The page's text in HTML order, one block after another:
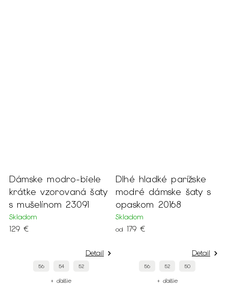
Dámske modro-biele
krátke vzorovaná šaty
s mušelínom 23091
Skladom
129 €
Detail
56 54 52
+ ďalšie
Dlhé hladké parížske
modré dámske šaty s
opaskom 20168
Skladom
od 179 €
Detail
56 52 50
+ ďalšie